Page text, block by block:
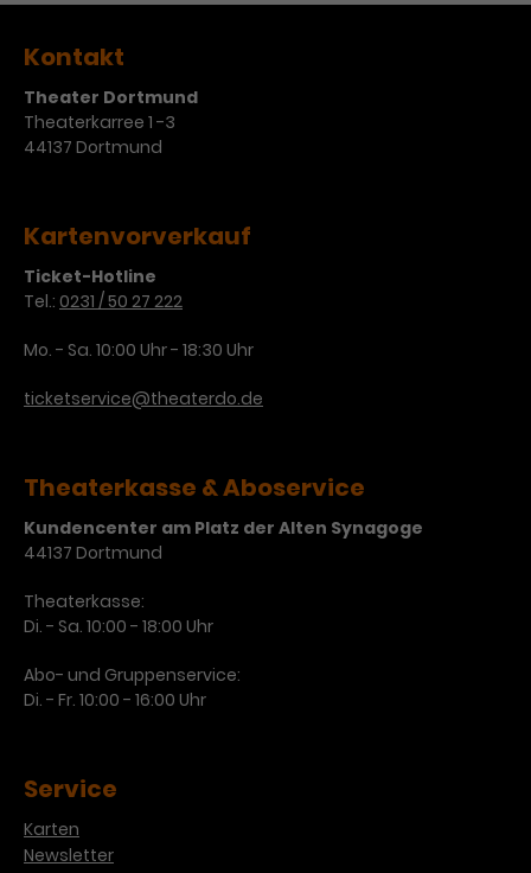
Kontakt
Theater Dortmund
Theaterkarree 1 -3
44137 Dortmund
Kartenvorverkauf
Ticket-Hotline
Tel.: 0231 / 50 27 222
Mo. - Sa. 10:00 Uhr - 18:30 Uhr
ticketservice@theaterdo.de
Theaterkasse & Aboservice
Kundencenter am Platz der Alten Synagoge
44137 Dortmund
Theaterkasse:
Di. - Sa. 10:00 - 18:00 Uhr
Abo- und Gruppenservice:
Di. - Fr. 10:00 - 16:00 Uhr
Service
Karten
Newsletter